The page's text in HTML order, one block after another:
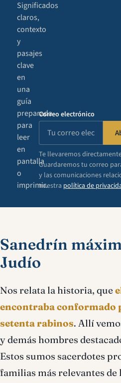
Significados
claros,
contexto
y
pasajes
clave
en
una
guía
preparada
para
leer
en
pantalla
o
imprimir.
Correo electrónico
Te llevaremos
Guardaremos tu correo
y las comunicaciones
nuestra política de
Sanedrín
Judío
Nos relata la historia, que
encontraba conformado
setenta rabinos. Allí
y demás hombres
Estos sumos sacerdotes
familias más relevantes de